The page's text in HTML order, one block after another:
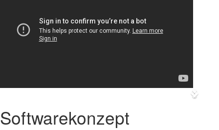
Next
Softwarekonzept